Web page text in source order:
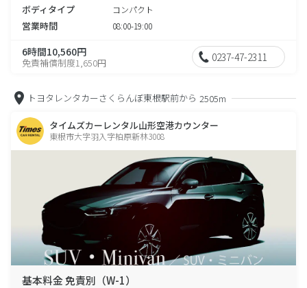
ボディタイプ コンパクト
営業時間 08:00-19:00
6時間10,560円
免責補償制度1,650円 0237-47-2311
トヨタレンタカーさくらんぼ東根駅前から 2505m
タイムズカーレンタル山形空港カウンター
東根市大字羽入字柏原新林3008
基本料金 免責別（W-1）